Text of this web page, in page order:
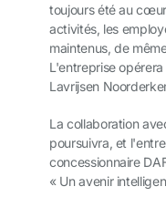
toujours été au
activités, les
maintenus, de
L'entreprise
Lavrijsen
La collaboration
poursuivra, et
concessionnaire
« Un avenir